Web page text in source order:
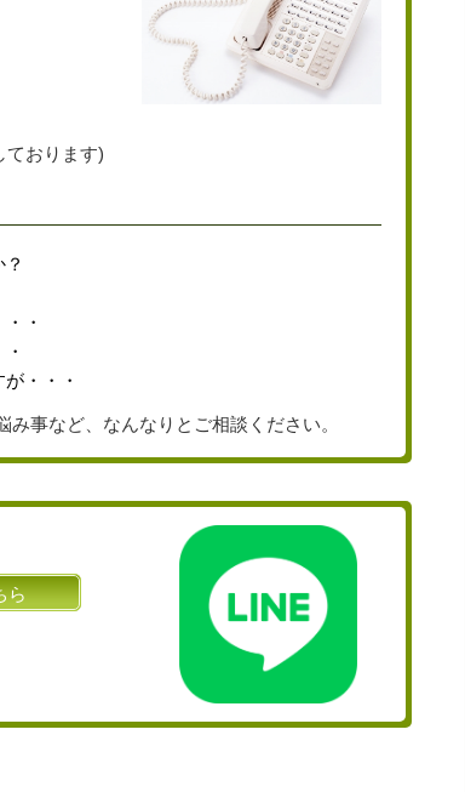
ております)
・
・・・
み事など、なんなりとご相談ください。
ら